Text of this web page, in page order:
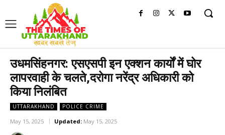
उधमसिंहनगर: एसएसपी इन एक्शन कार्यों में घोर
लापरवाही के चलते,दरोगा नरेंद्र अधिकारी को
किया निलंबित
UTTARAKHAND POLICE CRIME
May 15, 2025 Updated: May 15, 2025